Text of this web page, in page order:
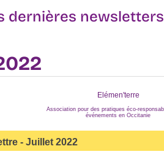
dernières newsletters